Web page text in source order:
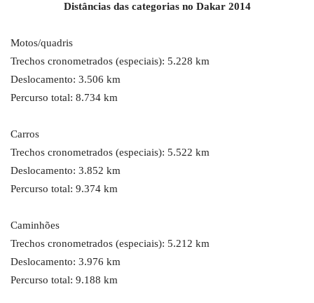
Distâncias das categorias no Dakar 2014
Motos/quadris
Trechos cronometrados (especiais): 5.228 km
Deslocamento: 3.506 km
Percurso total: 8.734 km
Carros
Trechos cronometrados (especiais): 5.522 km
Deslocamento: 3.852 km
Percurso total: 9.374 km
Caminhões
Trechos cronometrados (especiais): 5.212 km
Deslocamento: 3.976 km
Percurso total: 9.188 km